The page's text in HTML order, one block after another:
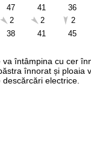
47
2
38
41
2
41
36
2
45
va întâmpina cu cer
înnorat și ploaia
electrice.